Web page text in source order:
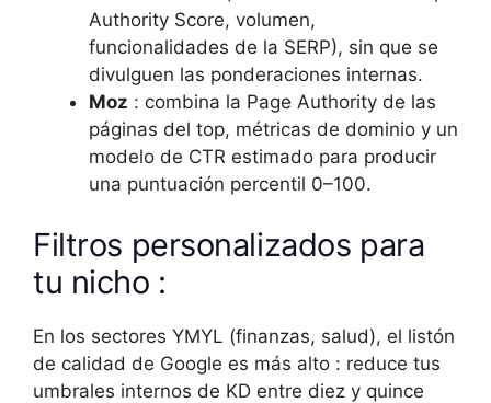
Authority Score, volumen,
funcionalidades de la SERP), sin que se
divulguen las ponderaciones internas.
Moz : combina la Page Authority de las
páginas del top, métricas de dominio y un
modelo de CTR estimado para producir
una puntuación percentil 0–100.
Filtros personalizados para
tu nicho :
En los sectores YMYL (finanzas, salud), el listón
de calidad de Google es más alto : reduce tus
umbrales internos de KD entre diez y quince